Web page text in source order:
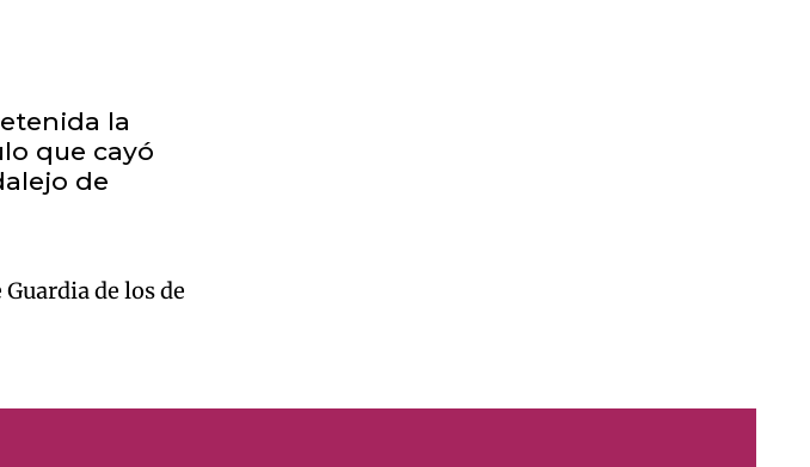
la
que cayó
de
de los de